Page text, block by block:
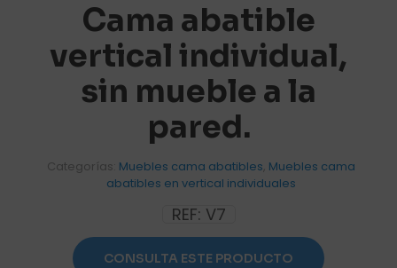
Cama abatible
vertical individual,
sin mueble a la
pared.
REF: V7
Categorías: Muebles cama abatibles Muebles cama
abatibles en vertical individuales
CONSULTA ESTE PRODUCTO